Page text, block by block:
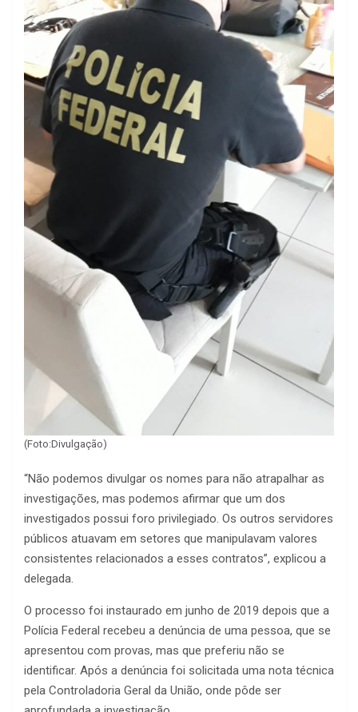
(Foto:Divulgação)
“Não podemos divulgar os nomes para não atrapalhar as
investigações, mas podemos afirmar que um dos
investigados possui foro privilegiado. Os outros servidores
públicos atuavam em setores que manipulavam valores
consistentes relacionados a esses contratos”, explicou a
delegada.
O processo foi instaurado em junho de 2019 depois que a
Polícia Federal recebeu a denúncia de uma pessoa, que se
apresentou com provas, mas que preferiu não se
identificar. Após a denúncia foi solicitada uma nota técnica
pela Controladoria Geral da União, onde pôde ser